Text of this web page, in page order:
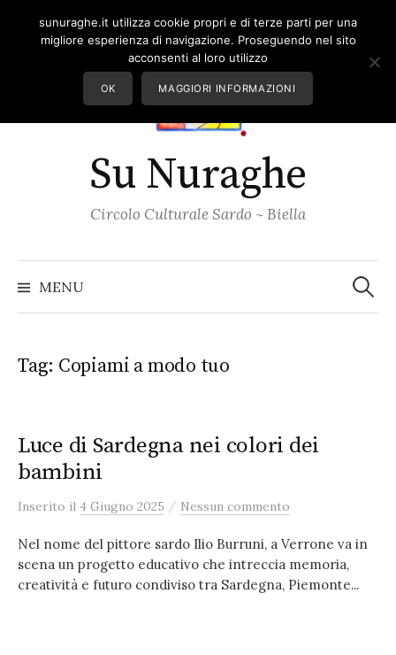
Su Nuraghe
Circolo Culturale Sardo ~ Biella
MENU per:
Tag: Copiami a modo tuo
Luce di Sardegna nei colori dei
bambini
Inserito il 4 Giugno 2025 / Nessun commento
Nel nome del pittore sardo Ilio Burruni, a Verrone va in
scena un progetto educativo che intreccia memoria,
creatività e futuro condiviso tra Sardegna, Piemonte...
sunuraghe.it utilizza cookie propri e di terze parti per una
migliore esperienza di navigazione. Proseguendo nel sito
acconsenti al loro utilizzo
OK MAGGIORI INFORMAZIONI